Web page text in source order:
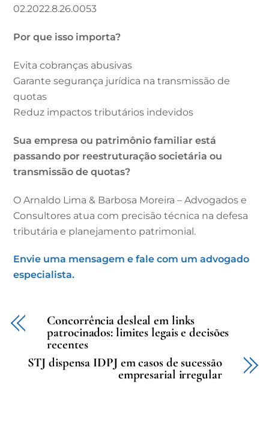
02.2022.8.26.0053
Por que isso importa?
Evita cobranças abusivas
Garante segurança jurídica na transmissão de
quotas
Reduz impactos tributários indevidos
Sua empresa ou patrimônio familiar está
passando por reestruturação societária ou
transmissão de quotas?
O Arnaldo Lima & Barbosa Moreira – Advogados e
Consultores atua com precisão técnica na defesa
tributária e planejamento patrimonial.
Envie uma mensagem e fale com um advogado
especialista.
Concorrência desleal em links
patrocinados: limites legais e decisões
recentes
STJ dispensa IDPJ em casos de sucessão
empresarial irregular